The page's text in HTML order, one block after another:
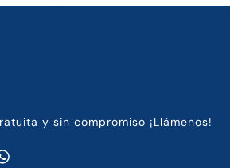
y sin compromiso ¡Llámenos!